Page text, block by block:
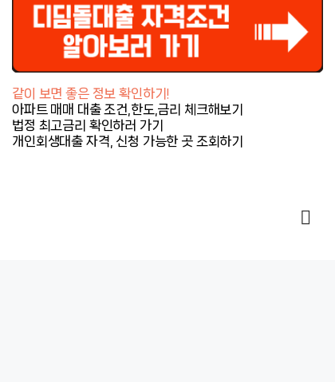
같이 보면 좋은 정보 확인하기!
아파트 매매 대출 조건,한도,금리 체크해보기
법정 최고금리 확인하러 가기
개인회생대출 자격, 신청 가능한 곳 조회하기